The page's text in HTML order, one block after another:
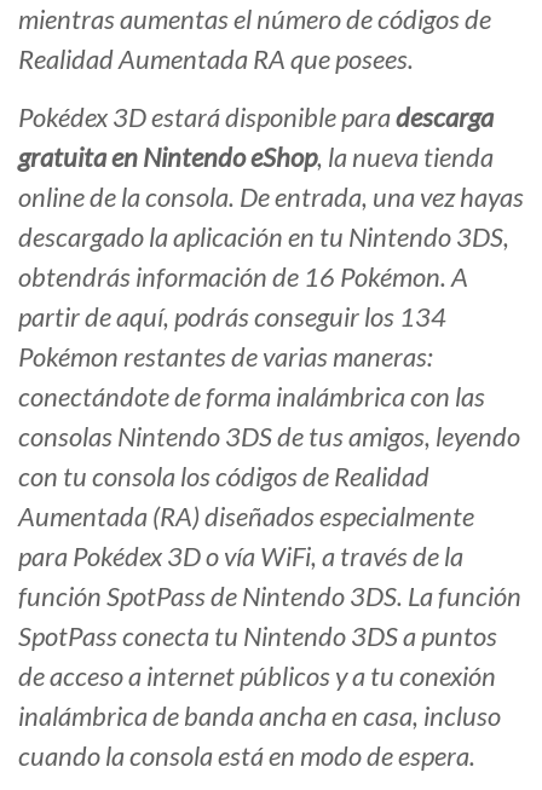
mientras aumentas el número de códigos de
Realidad Aumentada RA que posees.
Pokédex 3D estará disponible paradescarga
gratuita en Nintendo eShop, la nueva tienda
online de la consola. De entrada, una vez hayas
descargado la aplicación en tu Nintendo 3DS,
obtendrás información de 16 Pokémon. A
partir de aquí, podrás conseguir los 134
Pokémon restantes de varias maneras:
conectándote de forma inalámbrica con las
consolas Nintendo 3DS de tus amigos, leyendo
con tu consola los códigos de Realidad
Aumentada (RA) diseñados especialmente
para Pokédex 3D o vía WiFi, a través de la
función SpotPass de Nintendo 3DS. La función
SpotPass conecta tu Nintendo 3DS a puntos
de acceso a internet públicos y a tu conexión
inalámbrica de banda ancha en casa, incluso
cuando la consola está en modo de espera.